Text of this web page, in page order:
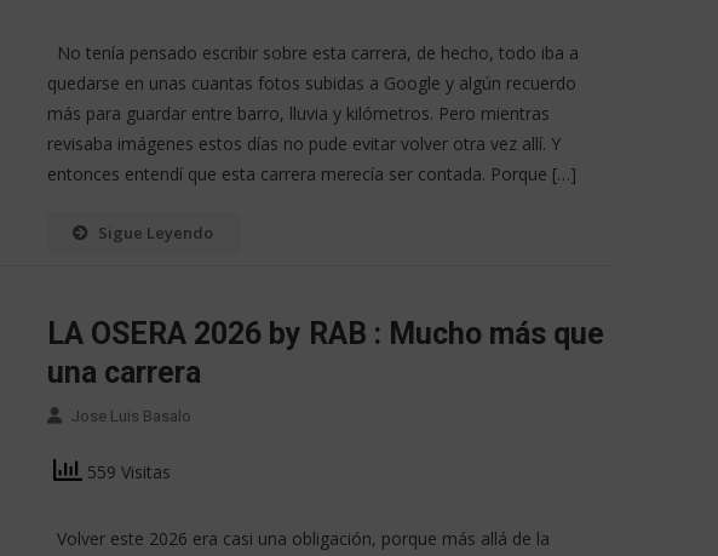
No tenía pensado escribir sobre esta carrera, de hecho, todo iba a
quedarse en unas cuantas fotos subidas a Google y algún recuerdo
más para guardar entre barro, lluvia y kilómetros. Pero mientras
revisaba imágenes estos días no pude evitar volver otra vez allí. Y
entonces entendí que esta carrera merecía ser contada. Porque […]
Sigue Leyendo
LA OSERA 2026 by RAB : Mucho más que
una carrera
Jose Luis Basalo
559 Visitas
Volver este 2026 era casi una obligación, porque más allá de la